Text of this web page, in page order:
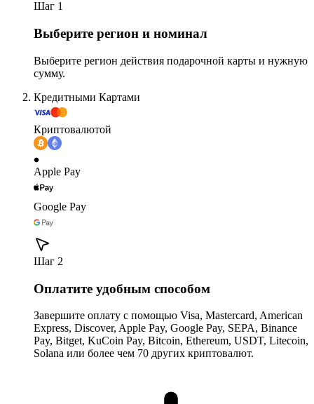
Шаг 1
Выберите регион и номинал
Выберите регион действия подарочной карты и нужную
сумму.
Кредитными Картами
Криптовалютой
Apple Pay
Google Pay
Шаг 2
Оплатите удобным способом
Завершите оплату с помощью Visa, Mastercard, American
Express, Discover, Apple Pay, Google Pay, SEPA, Binance
Pay, Bitget, KuCoin Pay, Bitcoin, Ethereum, USDT, Litecoin,
Solana или более чем 70 других криптовалют.